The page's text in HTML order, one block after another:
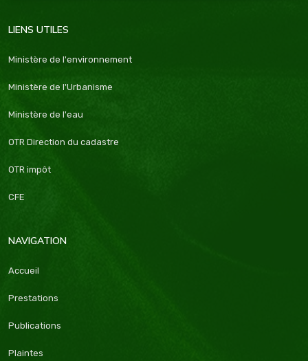
LIENS UTILES
Ministère de l'environnement
Ministère de l'Urbanisme
Ministère de l'eau
OTR Direction du cadastre
OTR impôt
CFE
NAVIGATION
Accueil
Prestations
Publications
Plaintes